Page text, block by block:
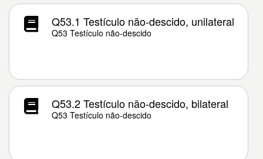
Q53.1 Testículo não-descido, unilateral
Q53 Testículo não-descido
Q53.2 Testículo não-descido, bilateral
Q53 Testículo não-descido